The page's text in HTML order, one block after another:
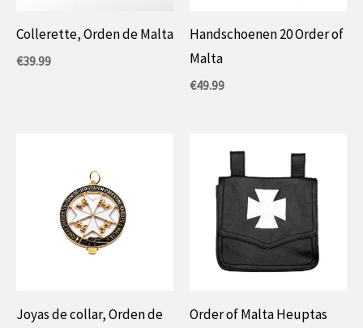
Collerette, Orden de Malta
€39.99
Handschoenen 20 Order of
Malta
€49.99
Joyas de collar, Orden de
Order of Malta Heuptas